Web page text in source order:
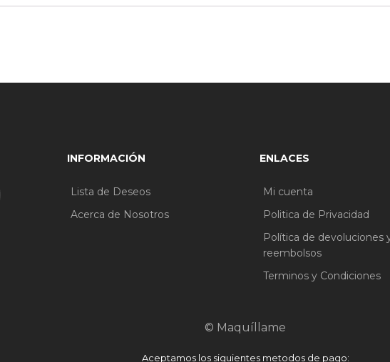
INFORMACIÓN
Lista de Deseos
Acerca de Nosotros
ENLACES
Mi cuenta
Politica de Privacidad
Política de devoluciones
reembolsos
Terminos y Condiciones
© Maquíllame
Aceptamos los siguientes metodos de pago: